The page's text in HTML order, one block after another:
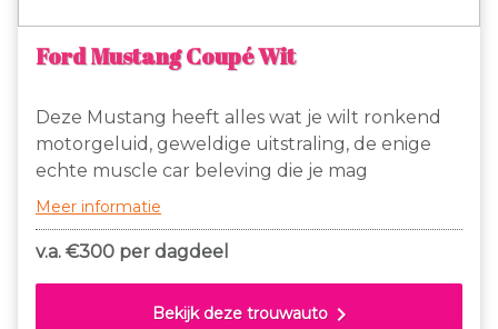
Ford Mustang Coupé Wit
Deze Mustang heeft alles wat je wilt ronkend
motorgeluid, geweldige uitstraling, de enige
echte muscle car beleving die je mag
verwachten! Ben je opzoek naar een klassieke
versies beschikbaar!
Meer informatie
v.a. €300 per dagdeel
Bekijk deze trouwauto chevron_right